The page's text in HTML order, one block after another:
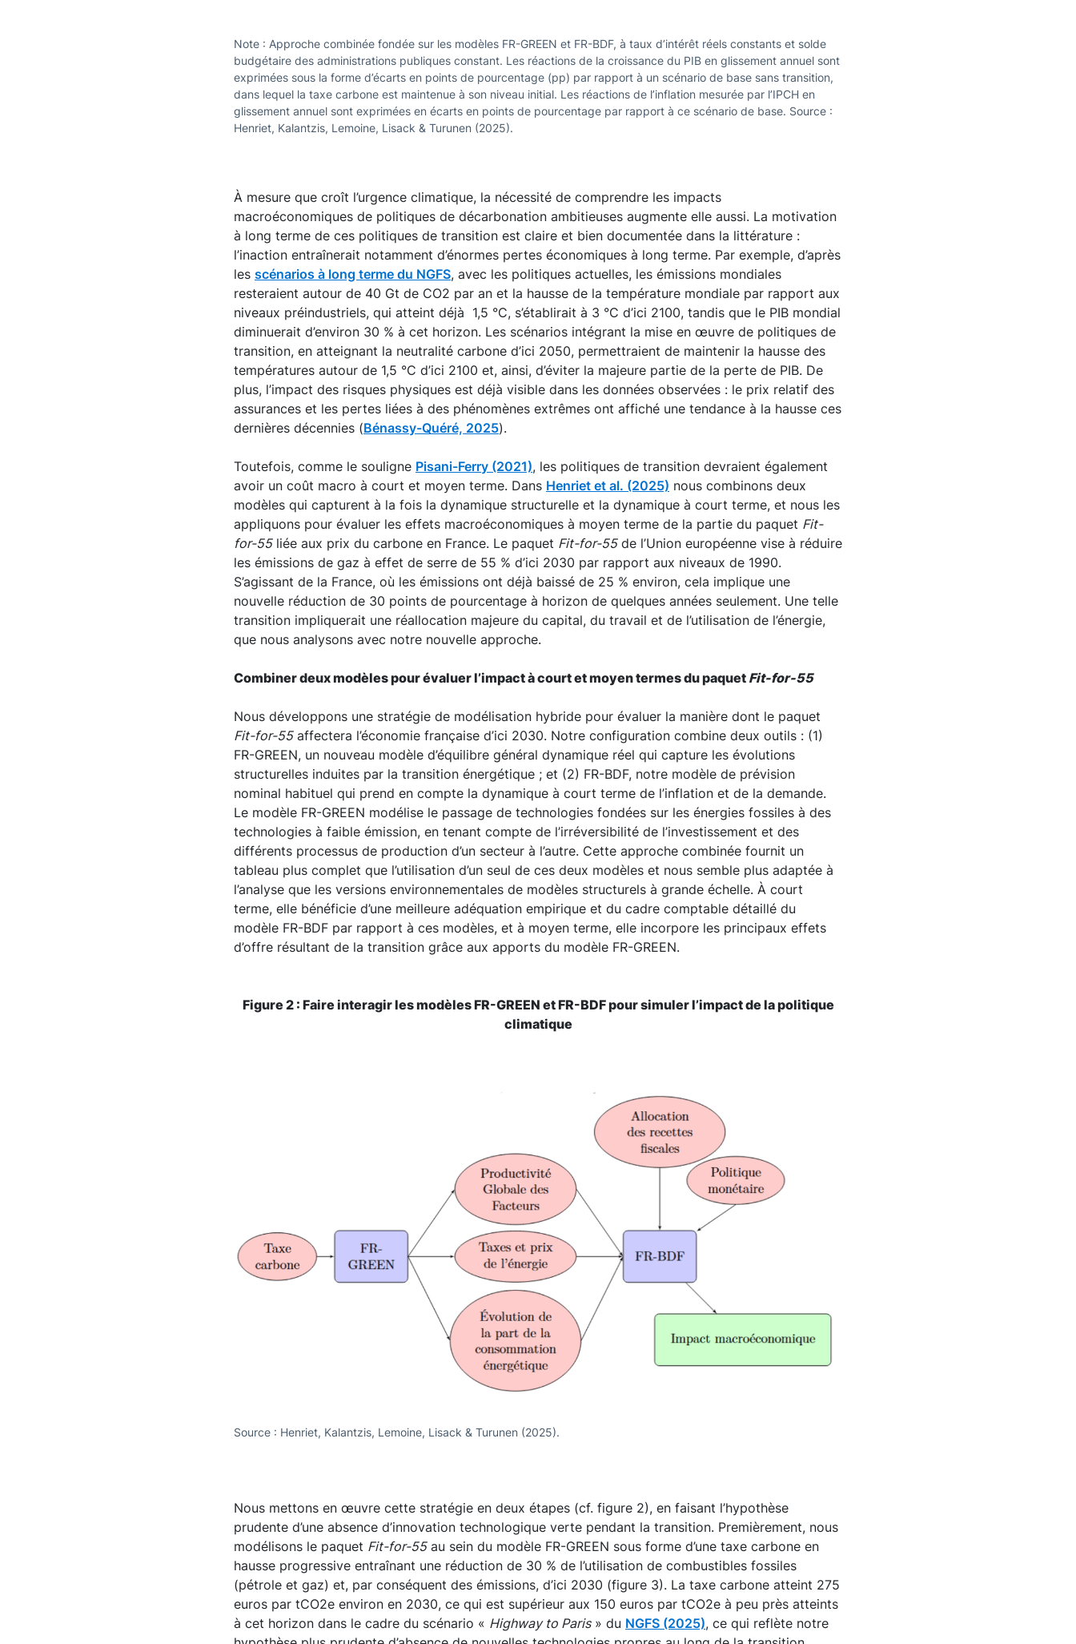
Note : Approche combinée fondée sur les modèles FR-GREEN et FR-BDF, à taux d’intérêt réels constants et solde
budgétaire des administrations publiques constant. Les réactions de la croissance du PIB en glissement annuel sont
exprimées sous la forme d’écarts en points de pourcentage (pp) par rapport à un scénario de base sans transition,
dans lequel la taxe carbone est maintenue à son niveau initial. Les réactions de l’inflation mesurée par l’IPCH en
glissement annuel sont exprimées en écarts en points de pourcentage par rapport à ce scénario de base. Source :
Henriet, Kalantzis, Lemoine, Lisack & Turunen (2025).
À mesure que croît l’urgence climatique, la nécessité de comprendre les impacts
macroéconomiques de politiques de décarbonation ambitieuses augmente elle aussi. La motivation
à long terme de ces politiques de transition est claire et bien documentée dans la littérature :
l’inaction entraînerait notamment d’énormes pertes économiques à long terme. Par exemple, d’après
les scénarios à long terme du NGFS, avec les politiques actuelles, les émissions mondiales
resteraient autour de 40 Gt de CO2 par an et la hausse de la température mondiale par rapport aux
niveaux préindustriels, qui atteint déjà 1,5 °C, s’établirait à 3 °C d’ici 2100, tandis que le PIB mondial
diminuerait d’environ 30 % à cet horizon. Les scénarios intégrant la mise en œuvre de politiques de
transition, en atteignant la neutralité carbone d’ici 2050, permettraient de maintenir la hausse des
températures autour de 1,5 °C d’ici 2100 et, ainsi, d’éviter la majeure partie de la perte de PIB. De
plus, l’impact des risques physiques est déjà visible dans les données observées : le prix relatif des
assurances et les pertes liées à des phénomènes extrêmes ont affiché une tendance à la hausse ces
dernières décennies (Bénassy-Quéré, 2025).
Toutefois, comme le souligne Pisani-Ferry (2021), les politiques de transition devraient également
avoir un coût macro à court et moyen terme. Dans Henriet et al. (2025) nous combinons deux
modèles qui capturent à la fois la dynamique structurelle et la dynamique à court terme, et nous les
appliquons pour évaluer les effets macroéconomiques à moyen terme de la partie du paquet Fit-
for-55liée aux prix du carbone en France. Le paquet Fit-for-55de l’Union européenne vise à réduire
les émissions de gaz à effet de serre de 55 % d’ici 2030 par rapport aux niveaux de 1990.
S’agissant de la France, où les émissions ont déjà baissé de 25 % environ, cela implique une
nouvelle réduction de 30 points de pourcentage à horizon de quelques années seulement. Une telle
transition impliquerait une réallocation majeure du capital, du travail et de l’utilisation de l’énergie,
que nous analysons avec notre nouvelle approche.
Combiner deux modèles pour évaluer l’impact à court et moyen termes du paquet Fit-for-55
Nous développons une stratégie de modélisation hybride pour évaluer la manière dont le paquet
Fit-for-55affectera l’économie française d’ici 2030. Notre configuration combine deux outils : (1)
FR-GREEN, un nouveau modèle d’équilibre général dynamique réel qui capture les évolutions
structurelles induites par la transition énergétique ; et (2) FR-BDF, notre modèle de prévision
nominal habituel qui prend en compte la dynamique à court terme de l’inflation et de la demande.
Le modèle FR-GREEN modélise le passage de technologies fondées sur les énergies fossiles à des
technologies à faible émission, en tenant compte de l’irréversibilité de l’investissement et des
différents processus de production d’un secteur à l’autre. Cette approche combinée fournit un
tableau plus complet que l’utilisation d’un seul de ces deux modèles et nous semble plus adaptée à
l’analyse que les versions environnementales de modèles structurels à grande échelle. À court
terme, elle bénéficie d’une meilleure adéquation empirique et du cadre comptable détaillé du
modèle FR-BDF par rapport à ces modèles, et à moyen terme, elle incorpore les principaux effets
d’offre résultant de la transition grâce aux apports du modèle FR-GREEN.
Figure 2 : Faire interagir les modèles FR-GREEN et FR-BDF pour simuler l’impact de la politique
climatique
Source : Henriet, Kalantzis, Lemoine, Lisack & Turunen (2025).
Nous mettons en œuvre cette stratégie en deux étapes (cf. figure 2), en faisant l’hypothèse
prudente d’une absence d’innovation technologique verte pendant la transition. Premièrement, nous
modélisons le paquet Fit-for-55au sein du modèle FR-GREEN sous forme d’une taxe carbone en
hausse progressive entraînant une réduction de 30 % de l’utilisation de combustibles fossiles
(pétrole et gaz) et, par conséquent des émissions, d’ici 2030 (figure 3). La taxe carbone atteint 275
euros par tCO2e environ en 2030, ce qui est supérieur aux 150 euros par tCO2e à peu près atteints
à cet horizon dans le cadre du scénario « Highway to Paris» du NGFS (2025), ce qui reflète notre